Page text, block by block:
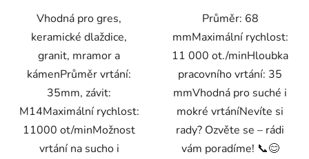
Vhodná pro gres,
keramické dlaždice,
granit, mramor a
kámenPrůměr vrtání:
35mm, závit:
M14Maximální rychlost:
11000 ot/minMožnost
vrtání na sucho i
Průměr: 68
mmMaximální rychlost:
11 000 ot./minHloubka
pracovního vrtání: 35
mmVhodná pro suché i
mokré vrtáníNevíte si
rady? Ozvěte se – rádi
vám poradíme! 📞😊